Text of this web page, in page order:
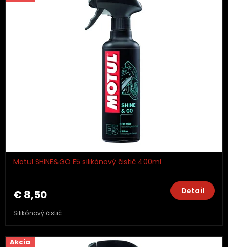
Motul SHINE&GO E5 silikónový čistič 400ml
€ 8,50 Detail
Silikónový čistič
Akcia